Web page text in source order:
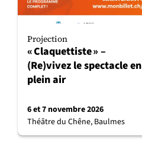
Projection
« Claquettiste » –
(Re)vivez le spectacle en
plein air
6 et 7 novembre 2026
Théâtre du Chêne, Baulmes